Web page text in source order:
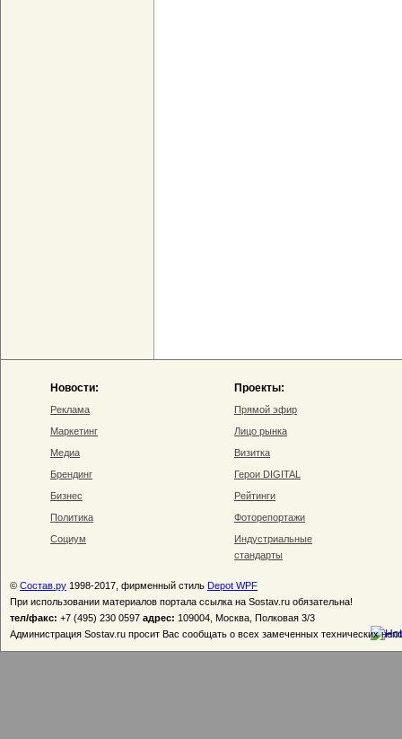
Новости:
Реклама
Маркетинг
Медиа
Брендинг
Бизнес
Политика
Социум
Проекты:
Прямой эфир
Лицо рынка
Визитка
Герои DIGITAL
Рейтинги
Фоторепортажи
Индустриальные
стандарты
© Состав.ру 1998-2017, фирменный стиль Depot WPF
При использовании материалов портала ссылка на Sostav.ru обязательна!
тел/факс: +7 (495) 230 0597 адрес: 109004, Москва, Полковая 3/3
Администрация Sostav.ru просит Вас сообщать о всех замеченных технических